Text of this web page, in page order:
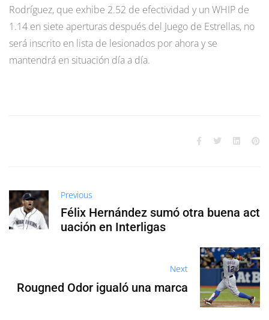
Rodríguez, que exhibe 2.52 de efectividad y un WHIP de
1.14 en siete aperturas después del Juego de Estrellas, no
será inscrito en lista de lesionados por ahora y se
mantendrá en situación día a día.
Previous
Félix Hernández sumó otra buena act
uación en Interligas
Next
Rougned Odor igualó una marca